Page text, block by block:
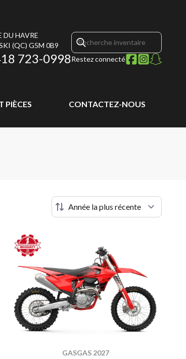
DU HAVRE
(QC) G5M 0B9
723-0998Restez connecté
PIÈCES CONTACTEZ-NOUS
GASGAS 2027